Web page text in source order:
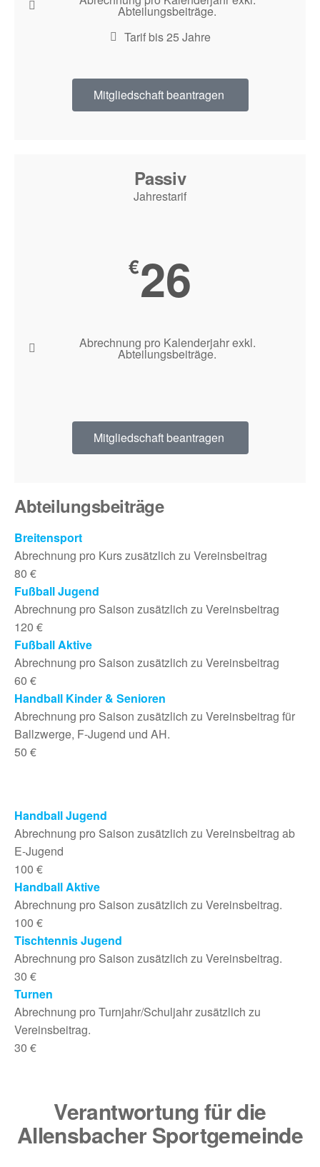
Abteilungsbeiträge.
Tarif bis 25 Jahre
Mitgliedschaft beantragen
Passiv
Jahrestarif
€26
Abrechnung pro Kalenderjahr exkl.
Abteilungsbeiträge.
Mitgliedschaft beantragen
Abteilungsbeiträge
Breitensport
Abrechnung pro Kurs zusätzlich zu Vereinsbeitrag
80 €
Fußball Jugend
Abrechnung pro Saison zusätzlich zu Vereinsbeitrag
120 €
Fußball Aktive
Abrechnung pro Saison zusätzlich zu Vereinsbeitrag
60 €
Handball Kinder & Senioren
Abrechnung pro Saison zusätzlich zu Vereinsbeitrag für
Ballzwerge, F-Jugend und AH.
50 €
Handball Jugend
Abrechnung pro Saison zusätzlich zu Vereinsbeitrag ab
E-Jugend
100 €
Handball Aktive
Abrechnung pro Saison zusätzlich zu Vereinsbeitrag.
100 €
Tischtennis Jugend
Abrechnung pro Saison zusätzlich zu Vereinsbeitrag.
30 €
Turnen
Abrechnung pro Turnjahr/Schuljahr zusätzlich zu
Vereinsbeitrag.
30 €
Verantwortung für die
Allensbacher Sportgemeinde